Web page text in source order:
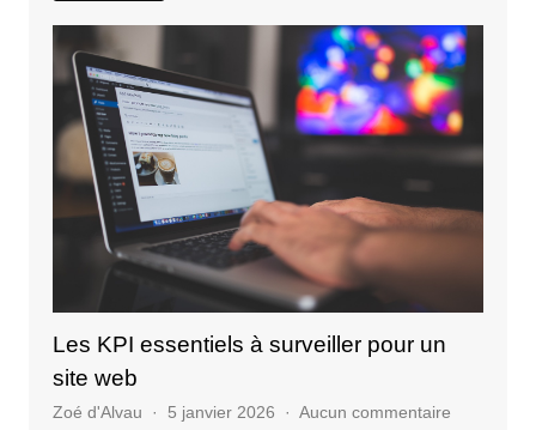
Tunisie
Les KPI essentiels à surveiller pour un
site web
Zoé d'Alvau 5 janvier 2026 Aucun commentairesur